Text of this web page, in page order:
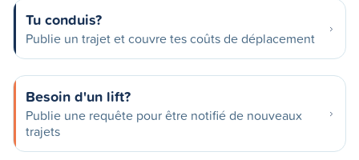
Tu conduis?
Publie un trajet et couvre tes coûts de déplacement
Besoin d'un lift?
Publie une requête pour être notifié de nouveaux
trajets